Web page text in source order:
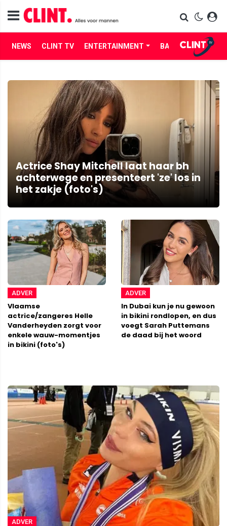
NEWS CLINT TV ENTERTAINMENT BABES LIFE
Actrice Shay Mitchell laat haar bh
achterwege en presenteert 'ze' los in
het zakje (foto's)
ADVER
Vlaamse
actrice/zangeres Helle
Vanderheyden zorgt voor
enkele wauw-momentjes
in bikini (foto's)
ADVER
In Dubai kun je nu gewoon
in bikini rondlopen, en dus
voegt Sarah Puttemans
de daad bij het woord
ADVER